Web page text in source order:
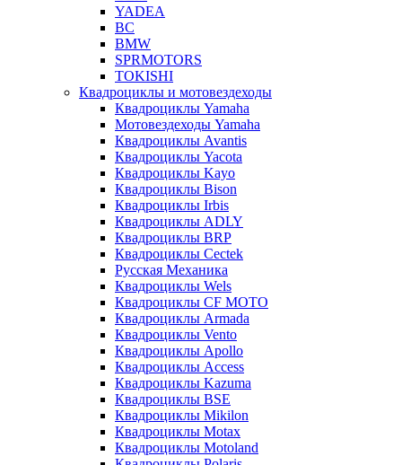
YADEA
BC
BMW
SPRMOTORS
TOKISHI
Квадроциклы и мотовездеходы
Квадроциклы Yamaha
Мотовездеходы Yamaha
Квадроциклы Avantis
Квадроциклы Yacota
Квадроциклы Kayo
Квадроциклы Bison
Квадроциклы Irbis
Квадроциклы ADLY
Квадроциклы BRP
Квадроциклы Cectek
Русская Механика
Квадроциклы Wels
Квадроциклы CF MOTO
Квадроциклы Armada
Квадроциклы Vento
Квадроциклы Apollo
Квадроциклы Access
Квадроциклы Kazuma
Квадроциклы BSE
Квадроциклы Mikilon
Квадроциклы Motax
Квадроциклы Motoland